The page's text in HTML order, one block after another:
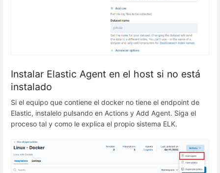
Instalar Elastic Agent en el host si no está
instalado
Si el equipo que contiene el docker no tiene el endpoint de
Elastic, instalelo pulsando en Actions y Add Agent. Siga el
proceso tal y como le explica el propio sistema ELK.